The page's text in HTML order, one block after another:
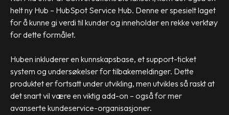
helt ny Hub – HubSpot Service Hub. Denne er spesielt laget
for å kunne gi verdi til kunder og inneholder en rekke verktøy
for dette formålet.
Huben inkluderer en kunnskapsbase, et support-ticket
system og undersøkelser for tilbakemeldinger. Dette
produktet er fortsatt under utvikling, men utvikles så raskt at
det snart vil være en viktig add-on – også for mer
avanserte kundeservice-organisasjoner.